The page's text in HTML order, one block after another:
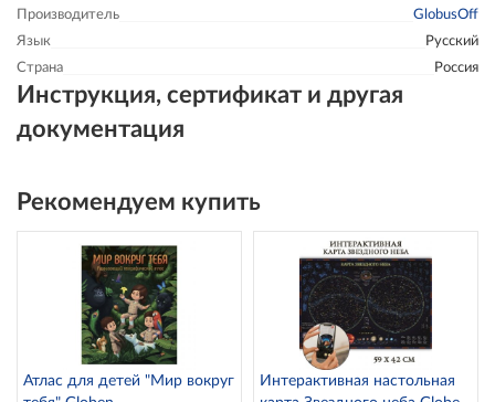
Производитель
GlobusOff
Язык
Русский
Страна
Россия
Инструкция, сертификат и другая
документация
Рекомендуем купить
Атлас для детей "Мир вокруг
Интерактивная настольная